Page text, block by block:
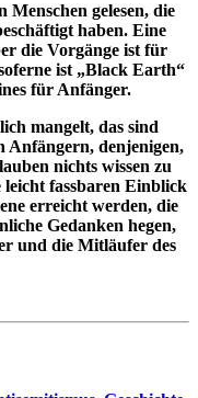
gelesen, die
haben. Eine
die Vorgänge ist für
ist „Black Earth“
für Anfänger.
mangelt, das sind
Anfängern, denjenigen,
nichts wissen zu
leicht fassbaren Einblick
erreicht werden, die
Gedanken hegen,
und die Mitläufer des